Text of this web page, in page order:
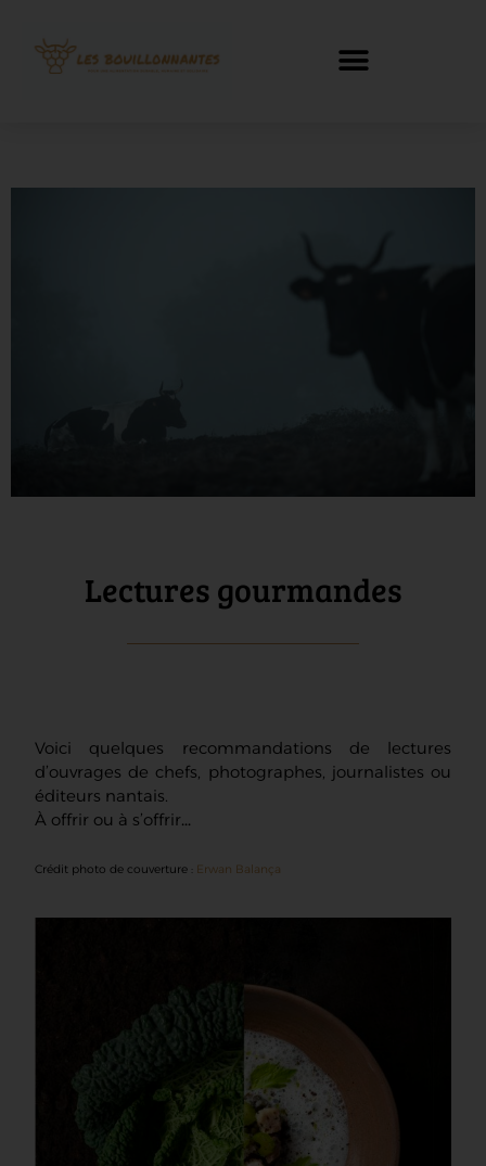
Lectures gourmandes
Voici quelques recommandations de lectures
d’ouvrages de chefs, photographes, journalistes ou
éditeurs nantais.
À offrir ou à s’offrir…
Crédit photo de couverture : Erwan Balança